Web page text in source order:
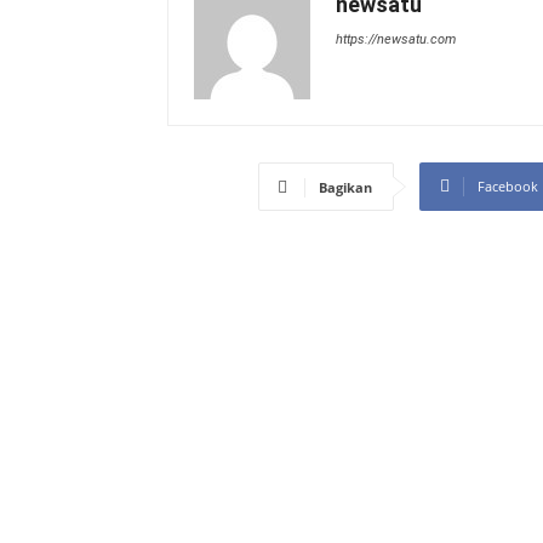
https://newsatu.com
Bagikan Facebook